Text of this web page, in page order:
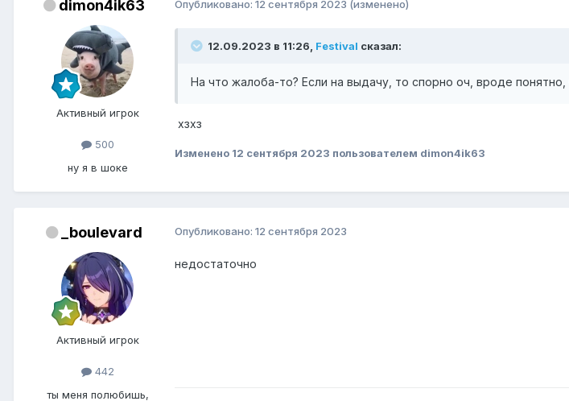
dimon4ik63
Активный игрок
500
ну я в шоке
Опубликовано: 12 сентября 2023 (изменено)
12.09.2023 в 11:26, Festival сказал:
На что жалоба-то? Если на выдачу, то спорно оч, вроде
хзхз
Изменено 12 сентября 2023 пользователем dimon4ik63
_boulevard
Активный игрок
442
ты меня полюбишь,
Опубликовано: 12 сентября 2023
недостаточно